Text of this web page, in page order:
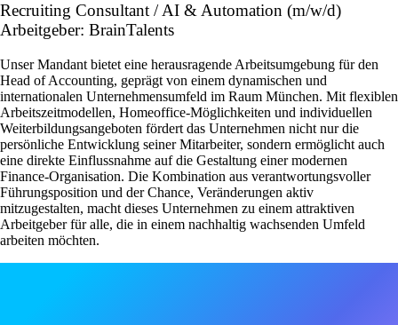
Recruiting Consultant / AI & Automation (m/w/d)
Arbeitgeber: BrainTalents
Unser Mandant bietet eine herausragende Arbeitsumgebung für den
Head of Accounting, geprägt von einem dynamischen und
internationalen Unternehmensumfeld im Raum München. Mit flexiblen
Arbeitszeitmodellen, Homeoffice-Möglichkeiten und individuellen
Weiterbildungsangeboten fördert das Unternehmen nicht nur die
persönliche Entwicklung seiner Mitarbeiter, sondern ermöglicht auch
eine direkte Einflussnahme auf die Gestaltung einer modernen
Finance-Organisation. Die Kombination aus verantwortungsvoller
Führungsposition und der Chance, Veränderungen aktiv
mitzugestalten, macht dieses Unternehmen zu einem attraktiven
Arbeitgeber für alle, die in einem nachhaltig wachsenden Umfeld
arbeiten möchten.